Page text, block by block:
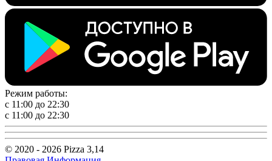
Режим работы:
с 11:00 до 22:30
с 11:00 до 22:30
© 2020 - 2026 Pizza 3,14